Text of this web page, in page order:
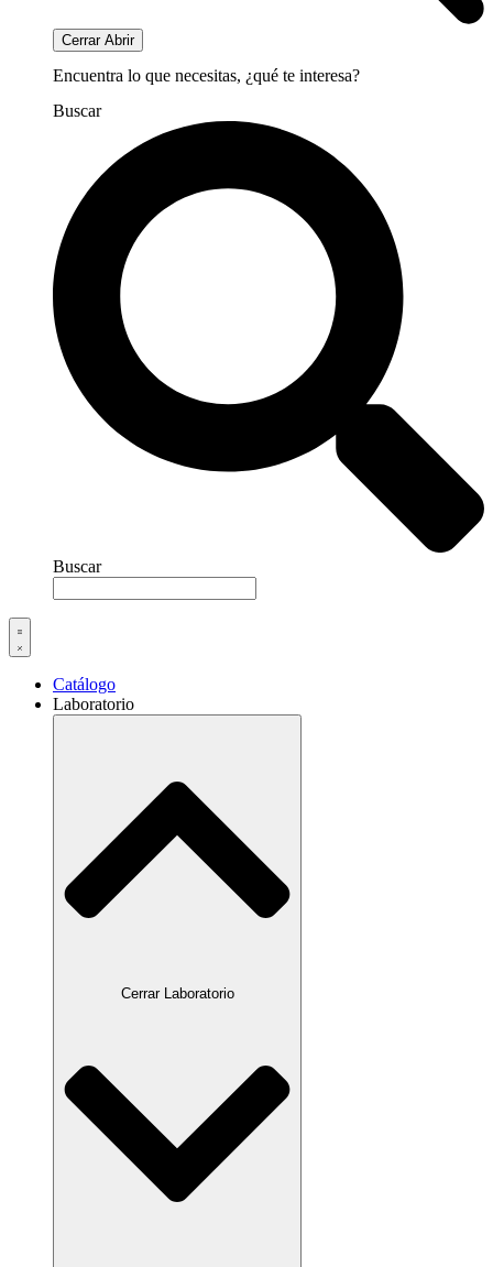
Cerrar Abrir
Encuentra lo que necesitas, ¿qué te interesa?
Buscar
Buscar
Catálogo
Laboratorio
Cerrar Laboratorio